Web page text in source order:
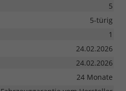
5
5-türig
1
24.02.2026
24.02.2026
24 Monate